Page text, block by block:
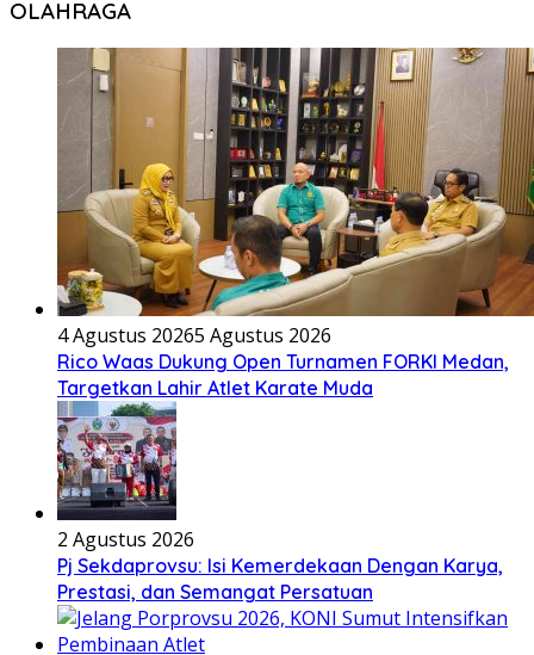
OLAHRAGA
4 Agustus 20265 Agustus 2026
Rico Waas Dukung Open Turnamen FORKI Medan,
Targetkan Lahir Atlet Karate Muda
2 Agustus 2026
Pj Sekdaprovsu: Isi Kemerdekaan Dengan Karya,
Prestasi, dan Semangat Persatuan